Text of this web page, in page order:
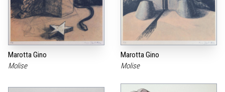
Marotta Gino
Molise
Marotta Gino
Molise